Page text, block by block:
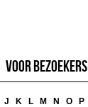
Voor Bezoekers
J K L M N O P